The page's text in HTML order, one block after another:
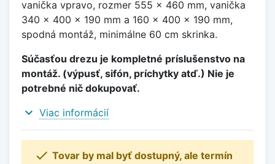
vanička vpravo, rozmer 555 x 460 mm, vanička
340 x 400 x 190 mm a 160 x 400 x 190 mm,
spodná montáž, minimálne 60 cm skrinka.
Súčasťou drezu je kompletné príslušenstvo na
montáž. (výpusť, sifón, príchytky atď.) Nie je
potrebné nič dokupovať.
expand_more Viac informácií
 Tovar by mal byť dostupný, ale termín